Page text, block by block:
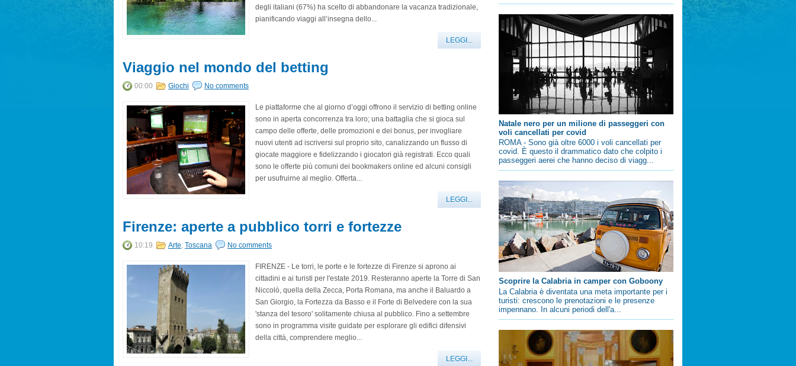
degli italiani (67%) ha scelto di abbandonare la vacanza tradizionale,
pianificando viaggi all’insegna dello...
LEGGI...
Viaggio nel mondo del betting
00:00 Giochi No comments
Le piattaforme che al giorno d’oggi offrono il servizio di betting online
sono in aperta concorrenza tra loro; una battaglia che si gioca sul
campo delle offerte, delle promozioni e dei bonus, per invogliare
nuovi utenti ad iscriversi sul proprio sito, canalizzando un flusso di
giocate maggiore e fidelizzando i giocatori già registrati. Ecco quali
sono le offerte più comuni dei bookmakers online ed alcuni consigli
per usufruirne al meglio. Offerta...
LEGGI...
Firenze: aperte a pubblico torri e fortezze
10:19 Arte, Toscana No comments
FIRENZE - Le torri, le porte e le fortezze di Firenze si aprono ai
cittadini e ai turisti per l'estate 2019. Resteranno aperte la Torre di San
Niccolò, quella della Zecca, Porta Romana, ma anche il Baluardo a
San Giorgio, la Fortezza da Basso e il Forte di Belvedere con la sua
'stanza del tesoro' solitamente chiusa al pubblico. Fino a settembre
sono in programma visite guidate per esplorare gli edifici difensivi
della città, comprendere meglio...
LEGGI...
Natale nero per un milione di passeggeri con
voli cancellati per covid
ROMA - Sono già oltre 6000 i voli cancellati per
covid. È questo il drammatico dato che colpito i
passeggeri aerei che hanno deciso di viagg...
Scoprire la Calabria in camper con Goboony
La Calabria è diventata una meta importante per i
turisti: crescono le prenotazioni e le presenze
impennano. In alcuni periodi dell'a...